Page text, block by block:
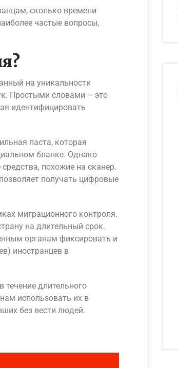
сколько времени
частые вопросы,
на уникальности
Простыми словами – это
идентифицировать
паста, которая
бланке. Однако
похожие на сканер.
получать цифровые
миграционного контроля.
на длительный срок.
органам фиксировать и
иностранцев в
течение длительного
использовать их в
без вести людей.